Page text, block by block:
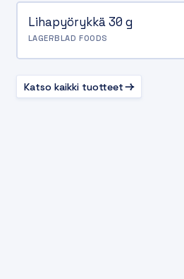
Lihapyörykkä 30 g
LAGERBLAD FOODS
Katso kaikki tuotteet